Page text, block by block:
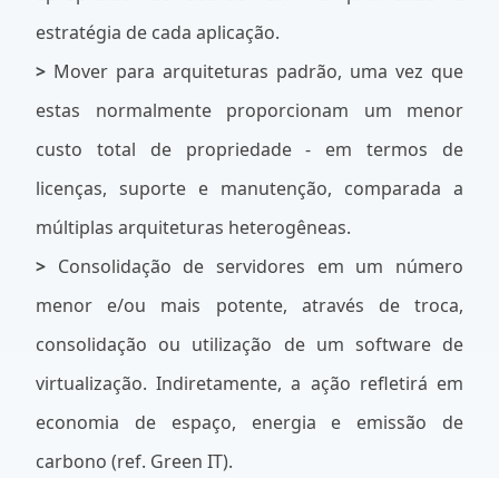
estratégia de cada aplicação.
> Mover para arquiteturas padrão, uma vez que
estas normalmente proporcionam um menor
custo total de propriedade - em termos de
licenças, suporte e manutenção, comparada a
múltiplas arquiteturas heterogêneas.
> Consolidação de servidores em um número
menor e/ou mais potente, através de troca,
consolidação ou utilização de um software de
virtualização. Indiretamente, a ação refletirá em
economia de espaço, energia e emissão de
carbono (ref. Green IT).